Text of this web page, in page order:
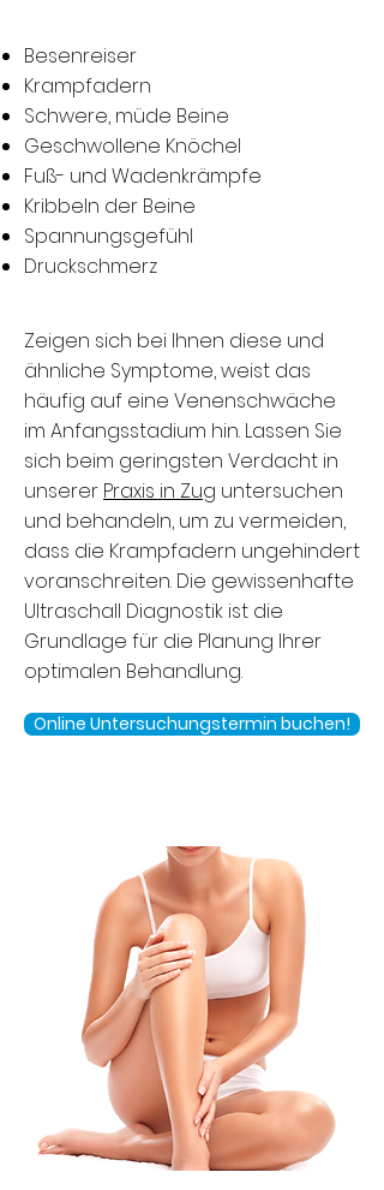
Besenreiser
Krampfadern
Schwere, müde Beine
Geschwollene Knöchel
Fuß- und Wadenkrämpfe
Kribbeln der Beine
Spannungsgefühl
Druckschmerz
Zeigen sich bei Ihnen diese und
ähnliche Symptome, weist das
häufig auf eine Venenschwäche
im Anfangsstadium hin. Lassen Sie
sich beim geringsten Verdacht in
unserer Praxis in Zug untersuchen
und behandeln, um zu vermeiden,
dass die Krampfadern ungehindert
voranschreiten. Die gewissenhafte
Ultraschall Diagnostik ist die
Grundlage für die Planung Ihrer
optimalen Behandlung.
Online Untersuchungstermin buchen!